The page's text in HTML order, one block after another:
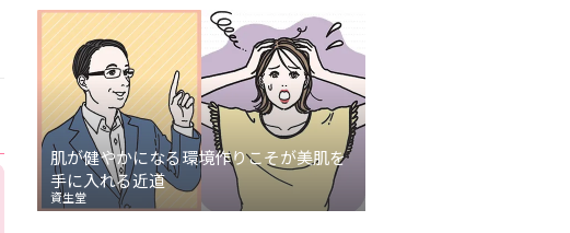
肌が健やかになる環境作りこそが美肌を
手に入れる近道
資生堂